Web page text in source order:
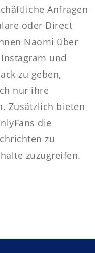
Anfragen
oder Direct
Naomi über
und
zu geben,
nur ihre
Zusätzlich bieten
die
zu
zuzugreifen.